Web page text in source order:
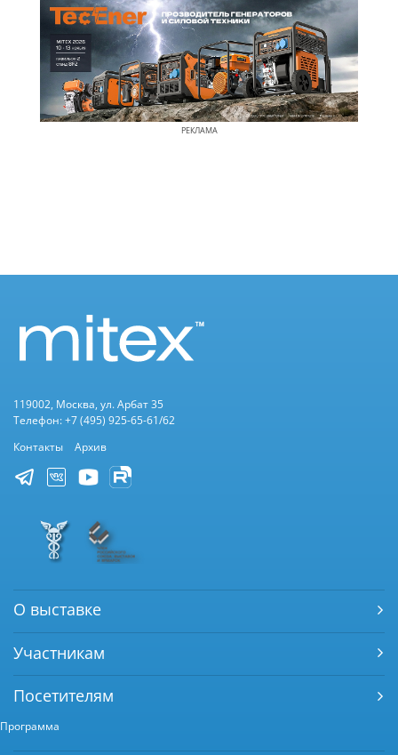
РЕКЛАМА
119002, Москва, ул. Арбат 35
Телефон: +7 (495) 925-65-61/62
Контакты
Архив
О выставке
Участникам
Посетителям
Программа